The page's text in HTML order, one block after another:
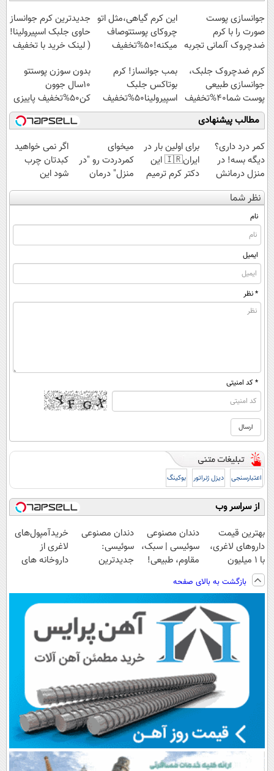
جوانسازی پوست
صورت را با کرم
ضدچروک آلمانی تجربه
این کرم گیاهی،مثل اتو
چروکای پوستتوصاف
میکنه!50%تخفیف
جدیدترین کرم جوانساز
حاوی جلبک اسپیرولینا!
( لینک خرید با تخفیف
کرم ضدچروک جلبک،
جوانسازی طبیعی
پوست شما40%تخفیف
بمب جوانساز! کرم
بوتاکس جلبک
اسپیرولینا50%تخفیف
بدون سوزن پوستتو
10سال جوون
کن50%تخفیف پاییزی
مطالب پیشنهادی
کمر درد داری؟
دیگه بسه! در
منزل درمانش
کن
(◀پرسش‌نامه)
برای اولین بار در
ایران🇮🇷 این
دکتر کرم ترمیم
کننده 23 روزه
ساخت!
میخوای
کمردردت رو "در
منزل" درمان
کنی؟ (◂فیلم +
◂پرسش‌نامه)
اگر نمی خواهید
کبدتان چرب
شود این
نوشیدنی خوش
طعم را بنوشید
نظر شما
نام
ایمیل
* نظر
* کد امنیتی
اعتبارسنجی دیزل ژنراتور بوکینگ
از سراسر وب
بهترین قیمت
داروهای لاغری،
با ۱ میلیون
تخفیف و ارسال
از داروخانه‌
دندان مصنوعی
سوئیسی | سبک،
مقاوم، طبیعی!
رایگان+پرداخت
اقساطی😍
دندان مصنوعی
سوئیسی:
جدیدترین
پرداخت قسطی
خریدآمپول‌های
لاغری از
داروخانه های
پک یخ!
بازگشت به بالای صفحه